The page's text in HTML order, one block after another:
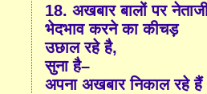
18. अखबार बालों पर
भेदभाव करने का कीचड़
उछाल रहे है,
सुना है–
अपना अखबार निकाल रहे हैं